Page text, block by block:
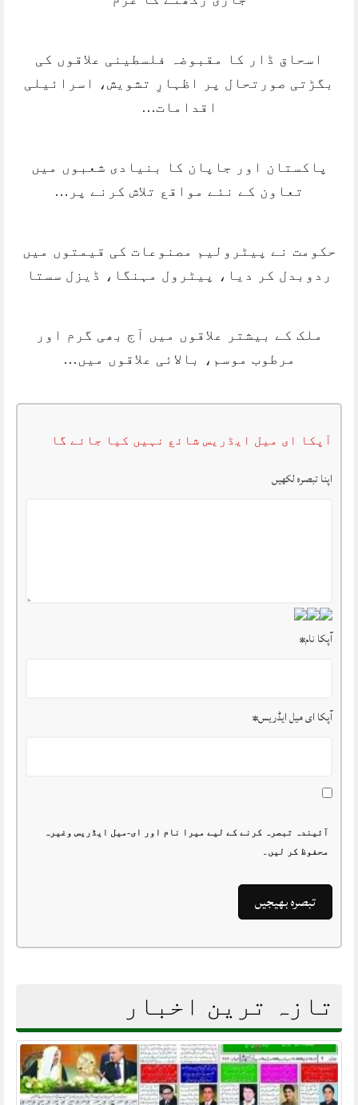
اسحاق ڈار کا مقبوضہ فلسطینی علاقوں کی
بگڑتی صورتحال پر اظہارِ تشویش، اسرائیلی
اقدامات…
پاکستان اور جاپان کا بنیادی شعبوں میں
تعاون کے نئے مواقع تلاش کرنے پر…
حکومت نے پیٹرولیم مصنوعات کی قیمتوں میں
ردوبدل کر دیا، پیٹرول مہنگا، ڈیزل سستا
ملک کے بیشتر علاقوں میں آج بھی گرم اور
مرطوب موسم، بالائی علاقوں میں…
آپکا ای میل ایڈریس شائع نہیں کیا جائے گا
اپنا تبصرہ لکھیں
آپکا نام*
آپکا ای میل ایڈریس*
آئیندہ تبصرہ کرنے کے لیے میرا نام اور ای-میل ایڈریس وغیرہ
محفوظ کر لیں۔
تازہ ترین اخبار